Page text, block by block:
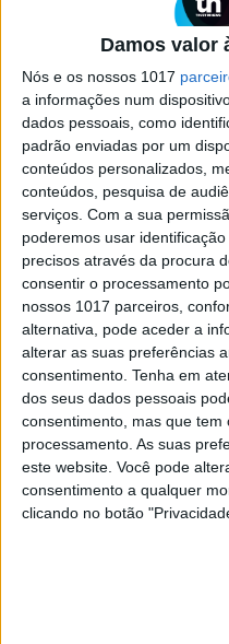
Damos valor
Nós e os nossos 1017
a informações num
dados pessoais, como
padrão enviadas por um
conteúdos personalizados,
conteúdos, pesquisa de
serviços. Com a sua
poderemos usar
precisos através da procura
consentir o processamento
nossos 1017 parceiros,
alternativa, pode aceder a
alterar as suas preferências
consentimento. Tenha em
dos seus dados pessoais
consentimento, mas que
processamento. As suas
este website. Você pode
consentimento a qualquer
clicando no botão
ECONOMIA
Quanto ganha,
trabalhador
Um relatório
revela que o salário
trabalhadores
mínimo